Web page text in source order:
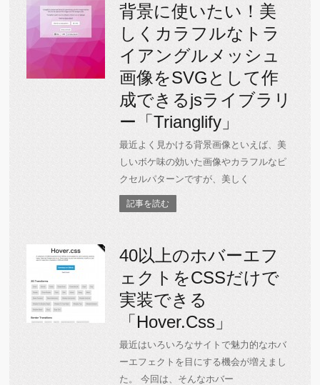
背景に使いたい！美
しくカラフルなトラ
イアングルメッシュ
画像をSVGとして作
成できるjsライブラリ
ー「Trianglify」
最近よく見かける背景画像といえば、美
しいボケ味の効いた画像やカラフルなピ
クセルパターンですが、美しく
記事を読む
40以上のホバーエフ
ェクトをCSSだけで
実装できる
「Hover.Css」
最近はいろいろなサイトで魅力的なホバ
ーエフェクトを目にする機会が増えまし
た。 今回は、そんなホバー